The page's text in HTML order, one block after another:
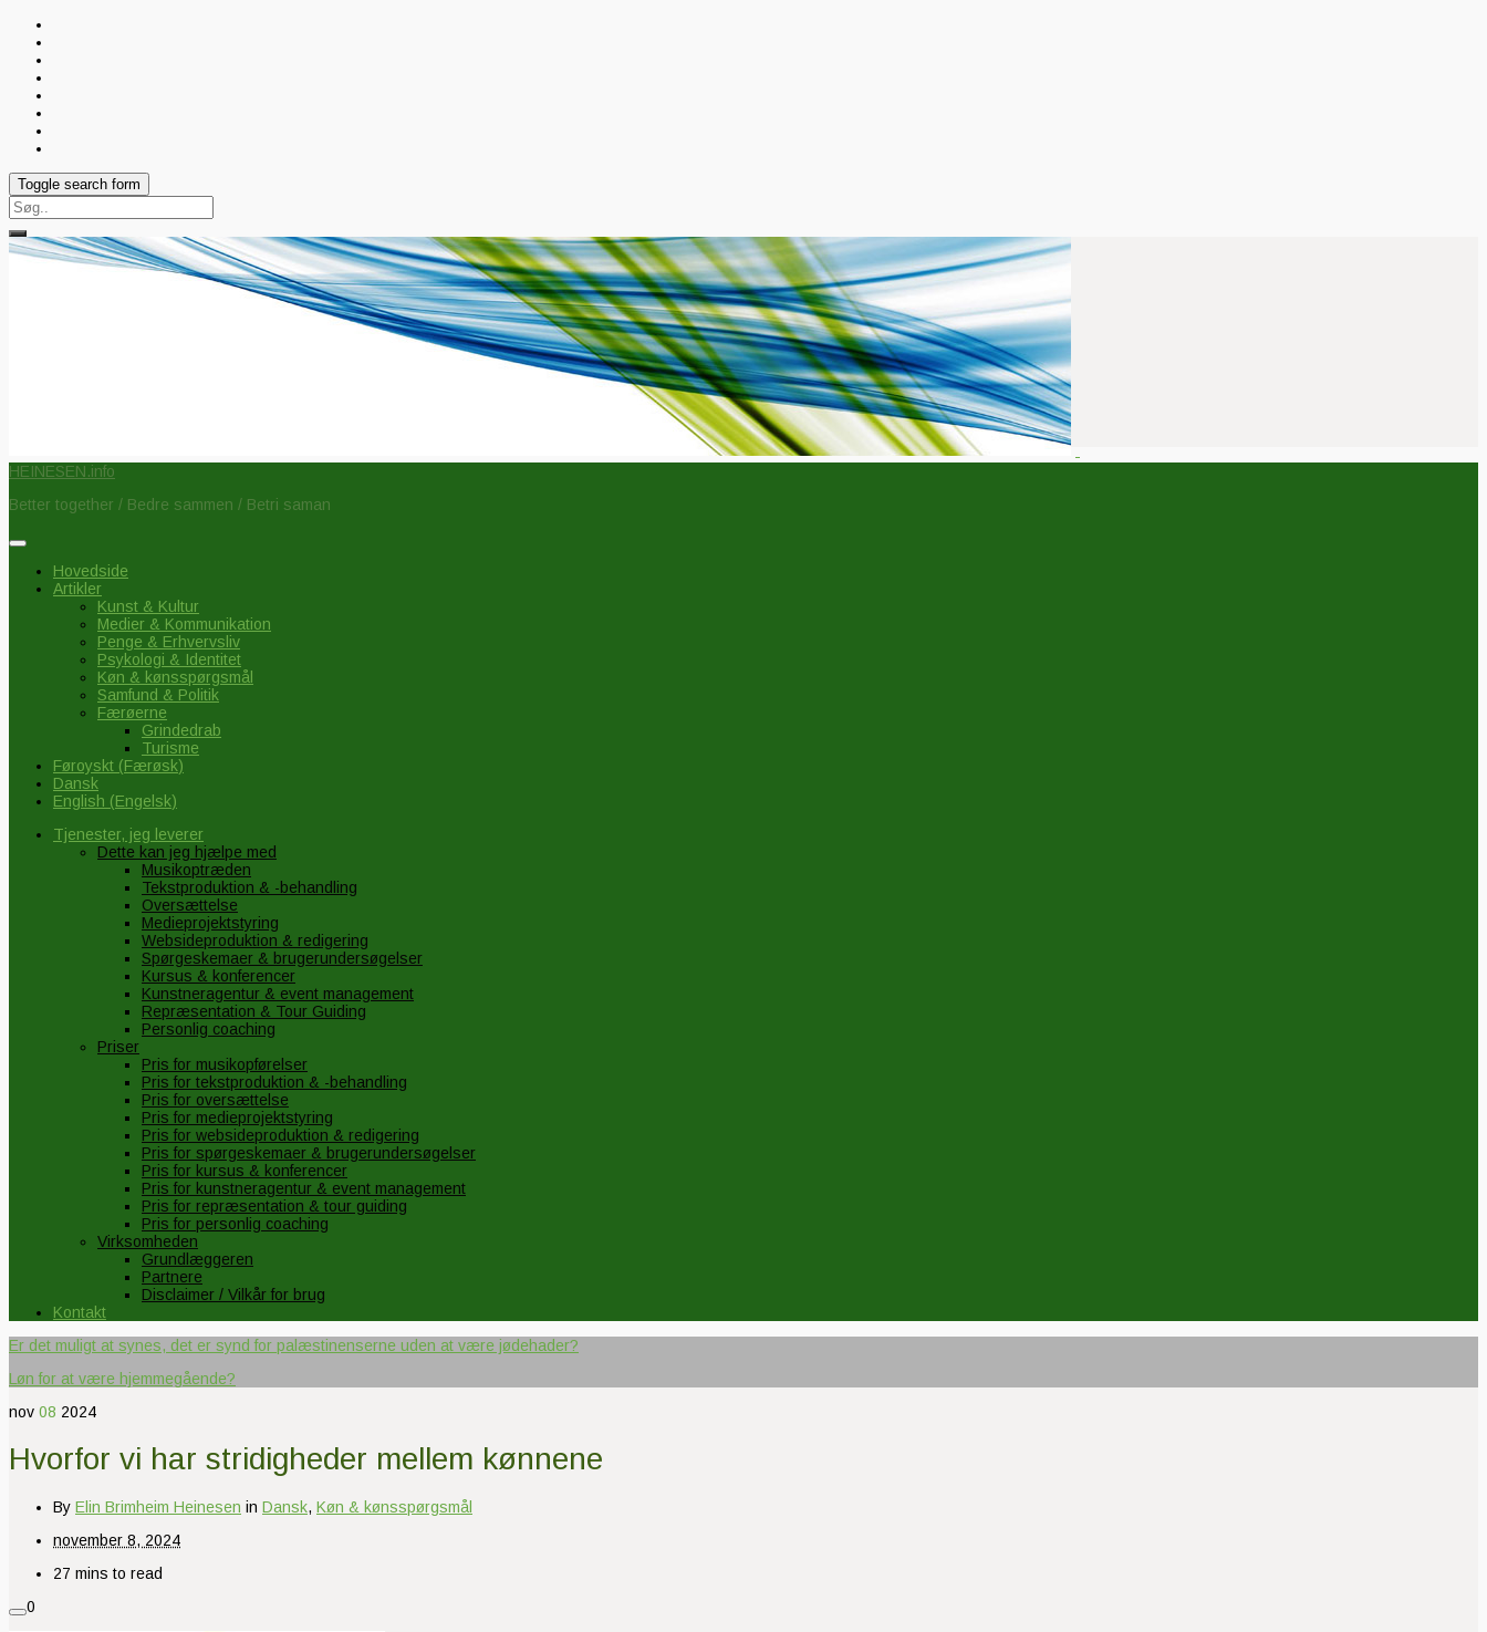
Toggle search form
Search
for:
HEINESEN.info
Better together / Bedre sammen / Betri saman
Hovedside
Artikler
Kunst & Kultur
Medier & Kommunikation
Penge & Erhvervsliv
Psykologi & Identitet
Køn & kønsspørgsmål
Samfund & Politik
Færøerne
Grindedrab
Turisme
Føroyskt (Færøsk)
Dansk
English (Engelsk)
Tjenester, jeg leverer
Dette kan jeg hjælpe med
Musikoptræden
Tekstproduktion & -behandling
Oversættelse
Medieprojektstyring
Websideproduktion & redigering
Spørgeskemaer & brugerundersøgelser
Kursus & konferencer
Kunstneragentur & event management
Repræsentation & Tour Guiding
Personlig coaching
Priser
Pris for musikopførelser
Pris for tekstproduktion & -behandling
Pris for oversættelse
Pris for medieprojektstyring
Pris for websideproduktion & redigering
Pris for spørgeskemaer & brugerundersøgelser
Pris for kursus & konferencer
Pris for kunstneragentur & event management
Pris for repræsentation & tour guiding
Pris for personlig coaching
Virksomheden
Grundlæggeren
Partnere
Disclaimer / Vilkår for brug
Kontakt
Er det muligt at synes, det er synd for palæstinenserne uden at være jødehader?
Løn for at være hjemmegående?
nov 08 2024
Hvorfor vi har stridigheder mellem kønnene
By Elin Brimheim Heinesen in Dansk, Køn & kønsspørgsmål
november 8, 2024
27 mins to read
0